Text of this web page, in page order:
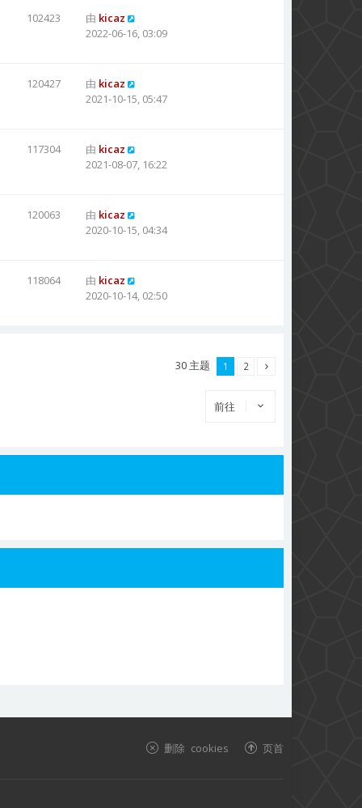
102423 由 kicaz
2022-06-16, 03:09
120427 由 kicaz
2021-10-15, 05:47
117304 由 kicaz
2021-08-07, 16:22
120063 由 kicaz
2020-10-15, 04:34
118064 由 kicaz
2020-10-14, 02:50
30 主题 1 2
前往
页首
删除 cookies